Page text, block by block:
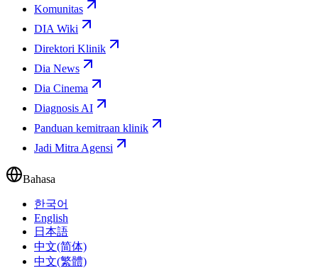
Komunitas
DIA Wiki
Direktori Klinik
Dia News
Dia Cinema
Diagnosis AI
Panduan kemitraan klinik
Jadi Mitra Agensi
Bahasa
한국어
English
日本語
中文(简体)
中文(繁體)